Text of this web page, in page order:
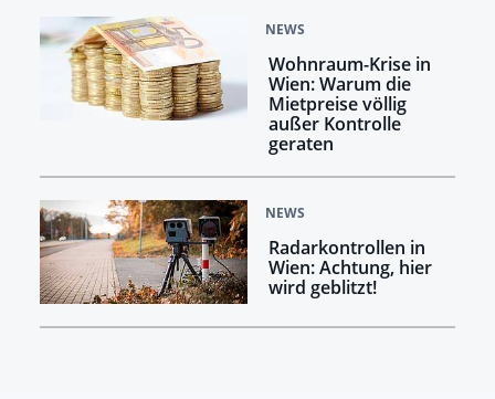
NEWS
Wohnraum-Krise in
Wien: Warum die
Mietpreise völlig
außer Kontrolle
geraten
NEWS
Radarkontrollen in
Wien: Achtung, hier
wird geblitzt!